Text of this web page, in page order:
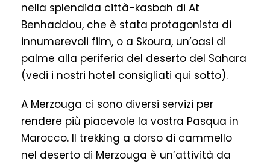
nella splendida città-kasbah di At
Benhaddou, che è stata protagonista di
innumerevoli film, o a Skoura, un’oasi di
palme alla periferia del deserto del Sahara
(vedi i nostri hotel consigliati qui sotto).
A Merzouga ci sono diversi servizi per
rendere più piacevole la vostra Pasqua in
Marocco. Il trekking a dorso di cammello
nel deserto di Merzouga è un’attività da